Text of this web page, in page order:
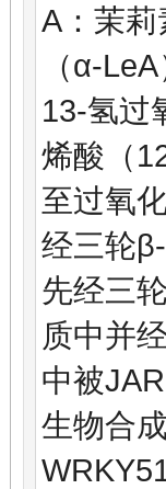
A：茉
（α-
13-氢过
烯酸（
至过氧
经三轮
先经三
质中并
中被
生物合